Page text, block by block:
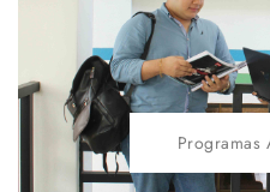
Programas